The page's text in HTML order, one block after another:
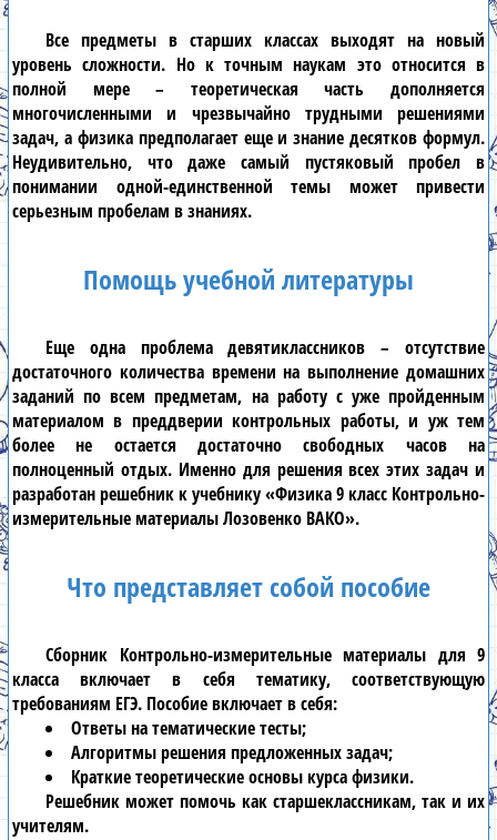
Все предметы в старших классах выходят на новый
уровень сложности. Но к точным наукам это относится в
полной мере – теоретическая часть дополняется
многочисленными и чрезвычайно трудными решениями
задач, а физикапредполагает еще и знание десятков формул.
Неудивительно, что даже самый пустяковый пробел в
понимании одной-единственной темы может привести
серьезным пробелам в знаниях.
Помощь учебной литературы
Еще одна проблемадевятиклассников – отсутствие
достаточного количества времени на выполнение домашних
заданий по всем предметам, на работу с уже пройденным
материалом в преддверии контрольных работы, и уж тем
более не остается достаточно свободных часов на
полноценный отдых. Именно для решения всех этих задач и
разработан решебник к учебнику«Физика 9 класс Контрольно-
измерительные материалы Лозовенко ВАКО».
Что представляет собой пособие
Сборник Контрольно-измерительные материалы для 9
класса включает в себя тематику, соответствующую
требованиям ЕГЭ. Пособие включает в себя:
Ответы на тематические тесты;
Алгоритмы решения предложенных задач;
Краткие теоретические основы курсафизики.
Решебник может помочь как старшеклассникам, так и их
учителям.